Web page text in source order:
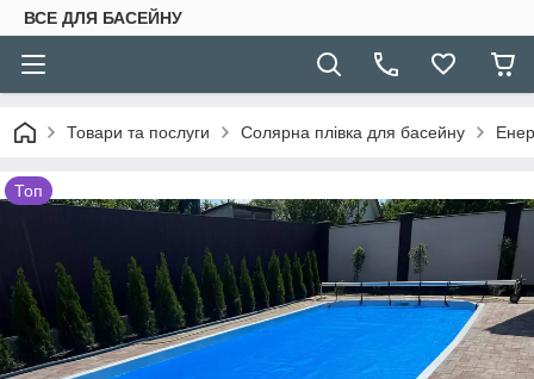
ВСЕ ДЛЯ БАСЕЙНУ
Товари та послуги Солярна плівка для басейну
Топ